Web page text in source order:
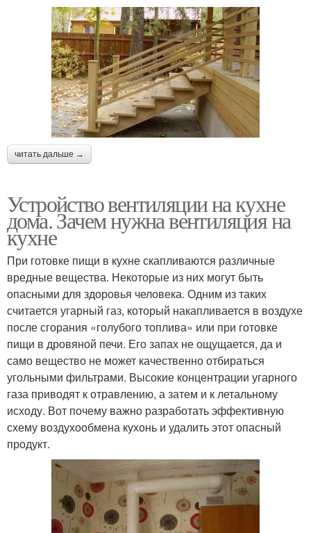
читать дальше →
Устройство вентиляции на кухне
дома. Зачем нужна вентиляция на
кухне
При готовке пищи в кухне скапливаются различные
вредные вещества. Некоторые из них могут быть
опасными для здоровья человека. Одним из таких
считается угарный газ, который накапливается в воздухе
после сгорания «голубого топлива» или при готовке
пищи в дровяной печи. Его запах не ощущается, да и
само вещество не может качественно отбираться
угольными фильтрами. Высокие концентрации угарного
газа приводят к отравлению, а затем и к летальному
исходу. Вот почему важно разработать эффективную
схему воздухообмена кухонь и удалить этот опасный
продукт.